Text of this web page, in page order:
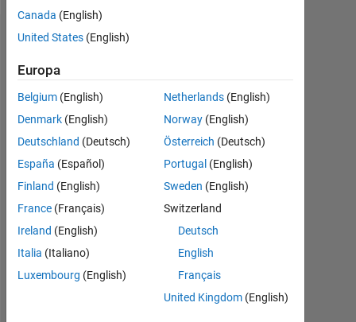
Abzeichen
No
Canada (English)
United States (English)
Europa
Belgium (English)
Denmark (English)
Deutschland (Deutsch)
España (Español)
Finland (English)
France (Français)
Ireland (English)
Italia (Italiano)
Luxembourg (English)
Netherlands (English)
Norway (English)
Österreich (Deutsch)
Portugal (English)
Sweden (English)
Switzerland
Deutsch
English
Français
United Kingdom (English)